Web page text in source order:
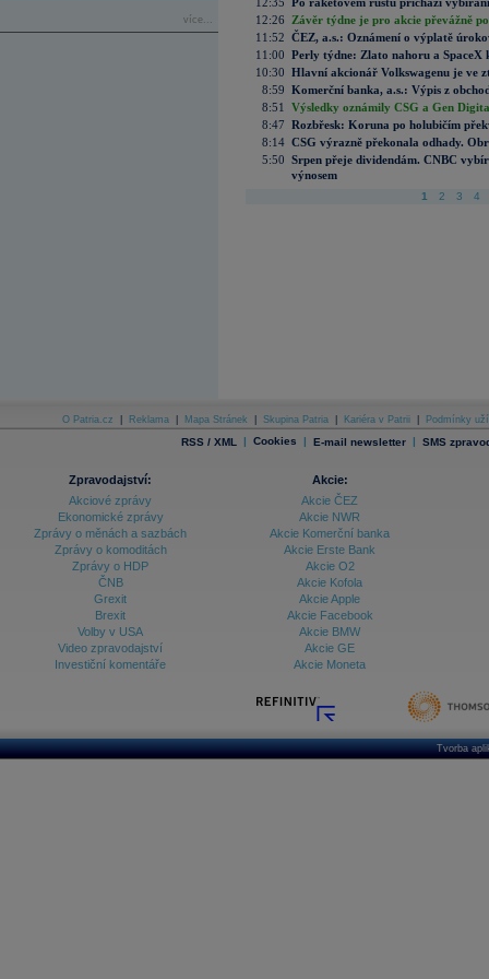
více...
12:26
Závěr týdne je pro akcie převážně
11:52 ČEZ, a.s.: Oznámení o výplatě
11:00 Perly týdne: Zlato nahoru a SpaceX
10:30 Hlavní akcionář Volkswagenu je ve
8:59 Komerční banka, a.s.: Výpis z
8:51
Výsledky oznámily CSG a Gen
8:47 Rozbřesk: Koruna po holubičím
8:14 CSG výrazně překonala odhady.
5:50 Srpen přeje dividendám. CNBC
výnosem
1 2 3 4
O Patria.cz Reklama Mapa Stránek Skupina Patria Kariéra v Patrii Podmínky
RSS / XML | Cookies | E-mail newsletter | SMS
Zpravodajství:
Akciové zprávy
Ekonomické zprávy
Zprávy o měnách a sazbách
Zprávy o komoditách
Zprávy o HDP
ČNB
Grexit
Brexit
Volby v USA
Video zpravodajství
Investiční komentáře
Akcie:
Akcie ČEZ
Akcie NWR
Akcie Komerční banka
Akcie Erste Bank
Akcie O2
Akcie Kofola
Akcie Apple
Akcie Facebook
Akcie BMW
Akcie GE
Akcie Moneta
Tvorba